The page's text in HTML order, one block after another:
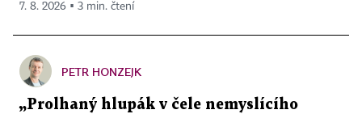
7. 8. 2026 ▪ 3 min. čtení
PETR HONZEJK
„Prolhaný hlupák v čele nemyslícího